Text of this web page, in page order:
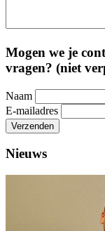
Mogen we je
vragen? (niet
Naam
E-mailadres
Verzenden
Nieuws